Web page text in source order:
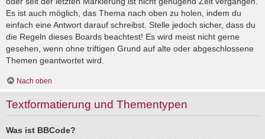
Es ist auch möglich, das Thema nach oben zu holen, indem du
einfach eine Antwort darauf schreibst. Stelle jedoch sicher, dass du
die Regeln dieses Boards beachtest! Es wird meist nicht gerne
gesehen, wenn ohne triftigen Grund auf alte oder abgeschlossene
Themen geantwortet wird.
Nach oben
Textformatierung und Thementypen
Was ist BBCode?